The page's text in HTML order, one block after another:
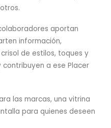
aportan
información,
de estilos, toques y
a ese Placer
las marcas, una vitrina
para quienes deseen